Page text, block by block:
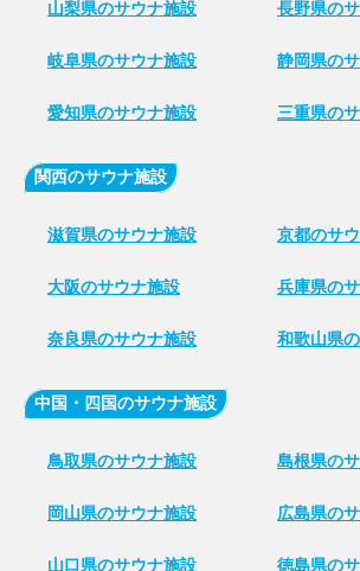
山梨県のサウナ施設 長野県の
岐阜県のサウナ施設 静岡県の
愛知県のサウナ施設 三重県の
関西のサウナ施設
滋賀県のサウナ施設 京都のサ
大阪のサウナ施設 兵庫県の
奈良県のサウナ施設 和歌山県
中国・四国のサウナ施設
鳥取県のサウナ施設 島根県の
岡山県のサウナ施設 広島県の
山口県のサウナ施設 徳島県の